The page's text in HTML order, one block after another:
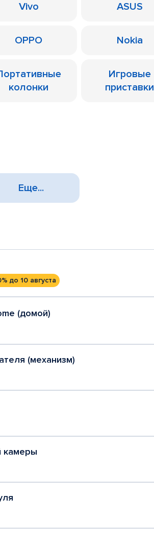
Vivo ASUS
OPPO Nokia
колонки
Игровые
приставки
Еще...
до 10 августа
(домой)
(механизм)
камеры